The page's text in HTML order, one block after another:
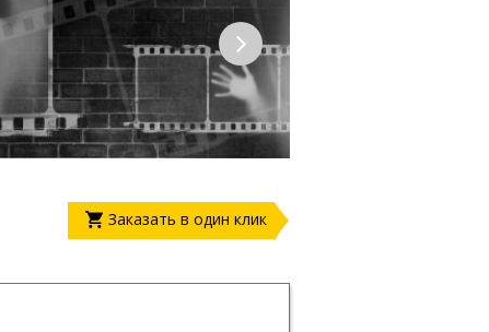
Заказать в один клик